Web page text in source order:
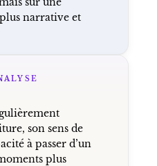
narrative et
son sens de
à passer d’un
plus